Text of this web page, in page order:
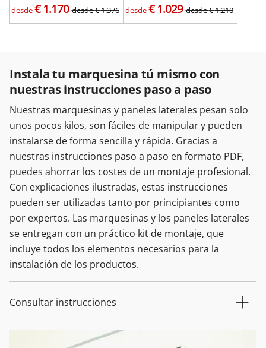
desde€1.170 desde€1.376 desde€1.029 desde€1.210
Instala tu marquesina tú mismo con
nuestras instrucciones paso a paso
Nuestras marquesinas y paneles laterales pesan solo
unos pocos kilos, son fáciles de manipular y pueden
instalarse de forma sencilla y rápida. Gracias a
nuestras instrucciones paso a paso en formato PDF,
puedes ahorrar los costes de un montaje profesional.
Con explicaciones ilustradas, estas instrucciones
pueden ser utilizadas tanto por principiantes como
por expertos. Las marquesinas y los paneles laterales
se entregan con un práctico kit de montaje, que
incluye todos los elementos necesarios para la
instalación de los productos.
Consultar instrucciones